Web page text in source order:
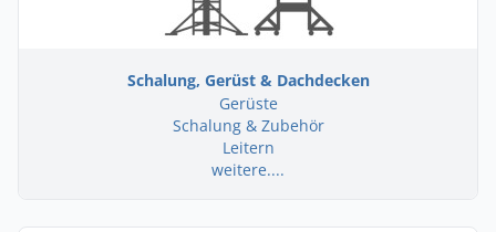
Schalung, Gerüst & Dachdecken
Gerüste
Schalung & Zubehör
Leitern
weitere....